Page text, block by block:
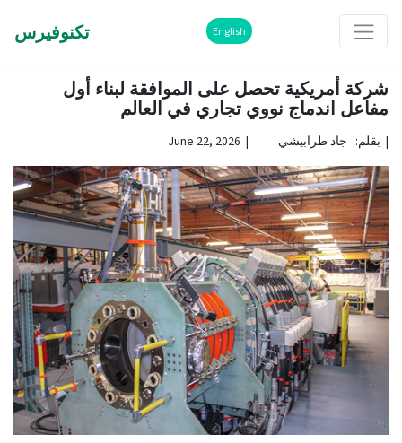
English تكنوفيرس
شركة أمريكية تحصل على الموافقة لبناء أول
مفاعل اندماج نووي تجاري في العالم
| بقلم: جاد طرابيشي | June 22, 2026